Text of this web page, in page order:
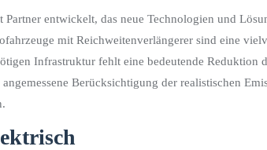
entwickelt, das neue Technologien und
mit Reichweitenverlängerer sind eine
Infrastruktur fehlt eine bedeutende Reduktion
Berücksichtigung der realistischen